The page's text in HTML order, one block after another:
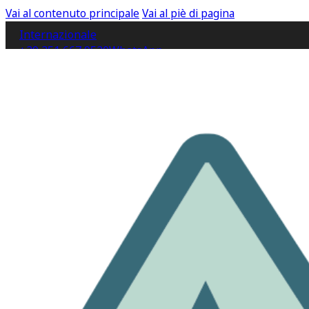
Vai al contenuto principaleVai al piè di pagina
Internazionale
+39 351 667 9520WhatsApp